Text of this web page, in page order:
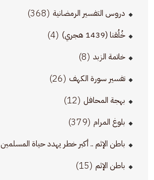
دروس التفسير الرمضانية (368)
خُلُقنا (1439 هجري) (4)
خاتمة الزبد (8)
تفسير سورة الكهف (26)
بهجة المحافل (12)
بلوغ المرام (379)
باطن الإثم .. أكبر خطر يهدد حياة المسلمين
باطن الإثم (15)